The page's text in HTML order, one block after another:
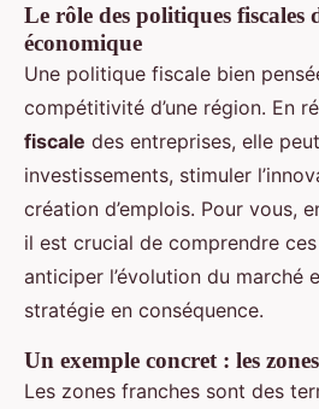
Le rôle des politiques fiscales
économique
Une politique fiscale bien
compétitivité d’une région. En
fiscale des entreprises, elle
investissements, stimuler
création d’emplois. Pour vous,
il est crucial de comprendre
anticiper l’évolution du marché
stratégie en conséquence.
Un exemple concret : les
Les zones franches sont des